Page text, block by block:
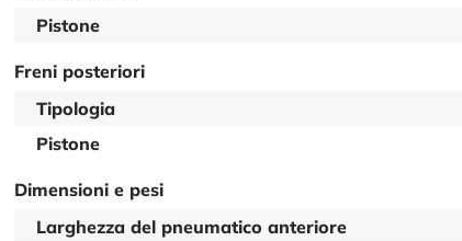
Pistone
Freni posteriori
Tipologia
Pistone
Dimensioni e pesi
Larghezza del pneumatico anteriore